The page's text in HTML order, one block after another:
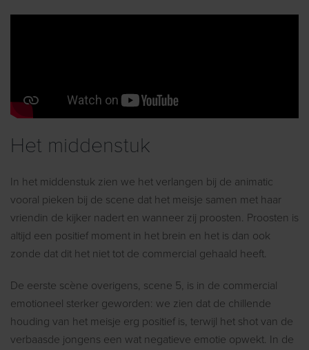
Het middenstuk
In het middenstuk zien we het verlangen bij de animatic
vooral pieken bij de scene dat het meisje samen met haar
vriendin de kijker nadert en wanneer zij proosten. Proosten is
altijd een positief moment in het brein en het is dan ook
zonde dat dit het niet tot de commercial gehaald heeft.
De eerste scène overigens, scene 5, is in de commercial
emotioneel sterker geworden: we zien dat de chillende
houding van het meisje erg positief is, terwijl het shot van de
verbaasde jongens een wat negatieve emotie opwekt. In de